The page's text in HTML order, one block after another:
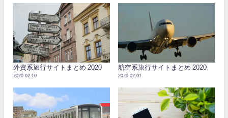
外資系旅行サイトまとめ 2020
2020.02.10
航空系旅行サイトまとめ 2020
2020.02.01